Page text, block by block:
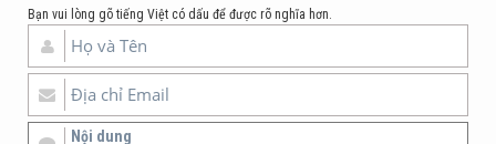
Bạn vui lòng gõ tiếng Việt có dấu để được rõ nghĩa hơn.